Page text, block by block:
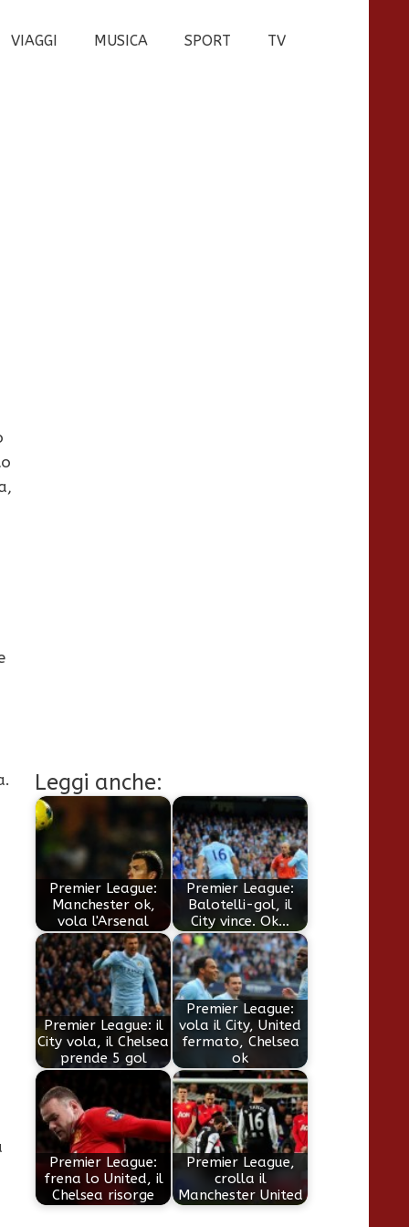
VIAGGI MUSICA SPORT TV
Leggi anche:
Premier League:
Manchester ok,
vola l'Arsenal
Premier League:
Balotelli-gol, il
City vince. Ok…
Premier League: il
City vola, il Chelsea
prende 5 gol
Premier League:
vola il City, United
fermato, Chelsea
ok
Premier League:
frena lo United, il
Chelsea risorge
Premier League,
crolla il
Manchester United